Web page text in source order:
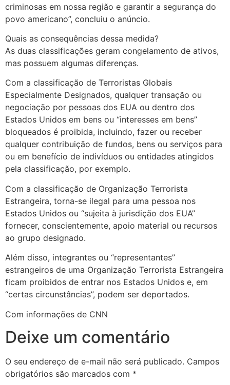
criminosas em nossa região e garantir a segurança do
povo americano”, concluiu o anúncio.
Quais as consequências dessa medida?
As duas classificações geram congelamento de ativos,
mas possuem algumas diferenças.
Com a classificação de Terroristas Globais
Especialmente Designados, qualquer transação ou
negociação por pessoas dos EUA ou dentro dos
Estados Unidos em bens ou “interesses em bens”
bloqueados é proibida, incluindo, fazer ou receber
qualquer contribuição de fundos, bens ou serviços para
ou em benefício de indivíduos ou entidades atingidos
pela classificação, por exemplo.
Com a classificação de Organização Terrorista
Estrangeira, torna-se ilegal para uma pessoa nos
Estados Unidos ou “sujeita à jurisdição dos EUA”
fornecer, conscientemente, apoio material ou recursos
ao grupo designado.
Além disso, integrantes ou “representantes”
estrangeiros de uma Organização Terrorista Estrangeira
ficam proibidos de entrar nos Estados Unidos e, em
“certas circunstâncias”, podem ser deportados.
Com informações de CNN
Deixe um comentário
O seu endereço de e-mail não será publicado. Campos
obrigatórios são marcados com *